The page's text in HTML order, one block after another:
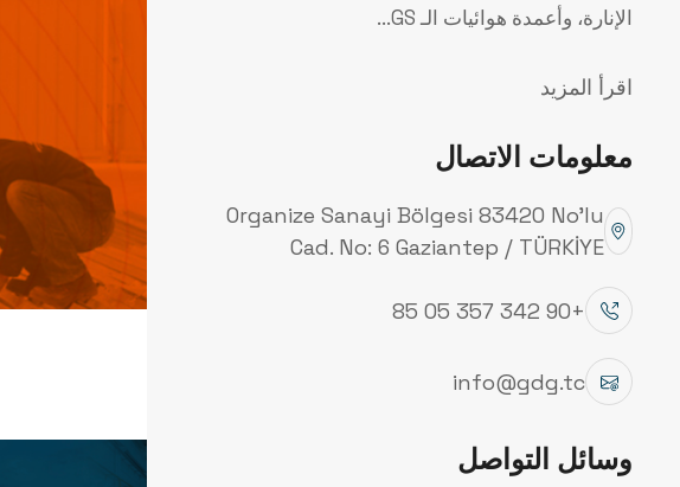
الإنارة، وأعمدة هوائيات الـ GS...
اقرأ المزيد
معلومات الاتصال
Organize Sanayi Bölgesi 83420 No’lu
Cad. No: 6 Gaziantep / TÜRKİYE
+90 342 357 05 85
info@gdg.tc
وسائل التواصل
منشآتنا